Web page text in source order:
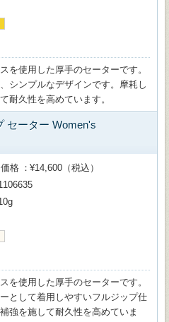
を使用した厚手のセーターです。
シンプルなデザインです。摩耗し
耐久性を高めています。
セーター Women's
格
¥14,600（税込）
を使用した厚手のセーターです。
として着用しやすいフルジップ仕
強を施して耐久性を高めていま